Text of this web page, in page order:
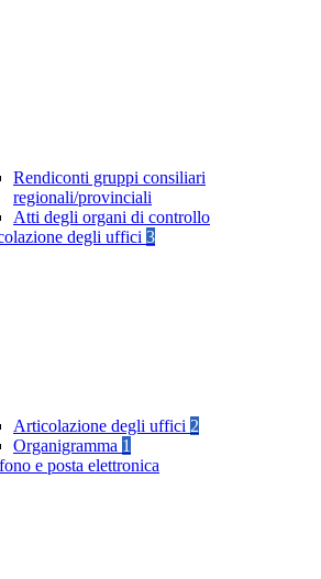
Rendiconti gruppi consiliari
regionali/provinciali
Atti degli organi di controllo
degli uffici 3
Articolazione degli uffici 2
Organigramma 1
e posta elettronica